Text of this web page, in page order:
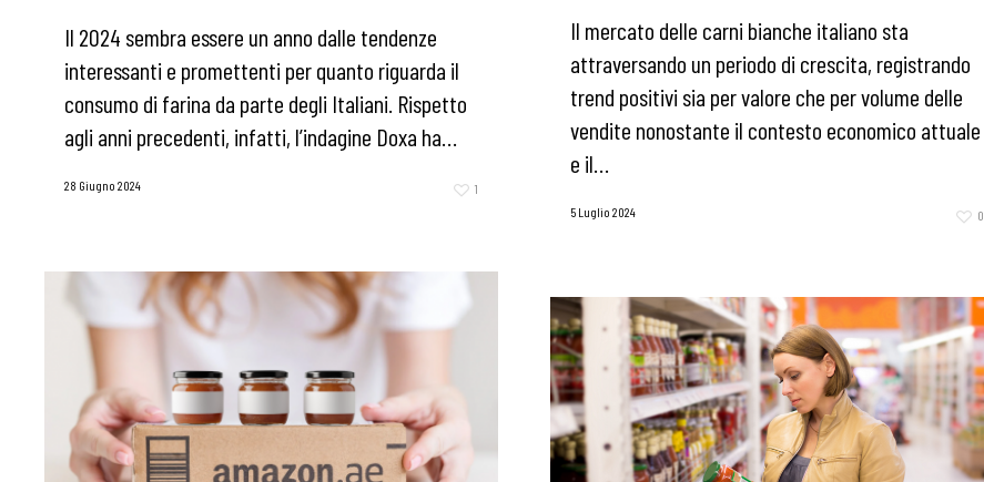
Il mercato delle carni bianche italiano sta
attraversando un periodo di crescita, registrando
trend positivi sia per valore che per volume delle
vendite nonostante il contesto economico attuale
e il…
5 Luglio 2024 0
Il 2024 sembra essere un anno dalle tendenze
interessanti e promettenti per quanto riguarda il
consumo di farina da parte degli Italiani. Rispetto
agli anni precedenti, infatti, l’indagine Doxa ha…
28 Giugno 2024 1